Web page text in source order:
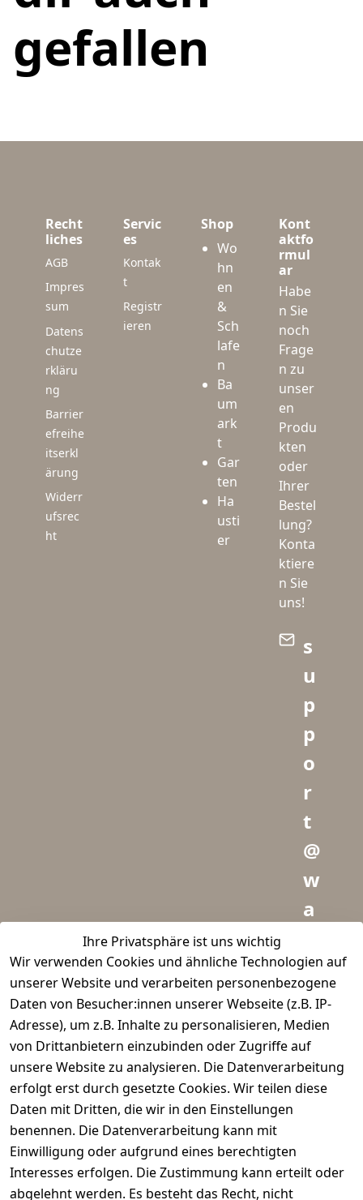
gefallen
Ihre Privatsphäre ist uns wichtig
Wir verwenden Cookies und ähnliche Technologien auf
unserer Website und verarbeiten personenbezogene
Daten von Besucher:innen unserer Webseite (z.B. IP-
Adresse), um z.B. Inhalte zu personalisieren, Medien
von Drittanbietern einzubinden oder Zugriffe auf
unsere Website zu analysieren. Die Datenverarbeitung
erfolgt erst durch gesetzte Cookies. Wir teilen diese
Daten mit Dritten, die wir in den Einstellungen
benennen. Die Datenverarbeitung kann mit
Einwilligung oder aufgrund eines berechtigten
Interesses erfolgen. Die Zustimmung kann erteilt oder
abgelehnt werden. Es besteht das Recht, nicht
Recht
liches
AGB
Impres
sum
Datens
chutze
rkläru
ng
Barrier
efreihe
itserkl
ärung
Widerr
ufsrec
ht
Servic
es
Kontak
t
Registr
ieren
Shop
Wo
hn
en
&
Sch
lafe
n
Ba
um
ark
t
Gar
ten
Ha
usti
er
Kont
aktfo
rmul
ar
Habe
n Sie
noch
Frage
n zu
unser
en
Produ
kten
oder
Ihrer
Bestel
lung?
Konta
ktiere
n Sie
uns!
s
u
p
p
o
r
t
@
w
a
d
m
e
i
s
r.